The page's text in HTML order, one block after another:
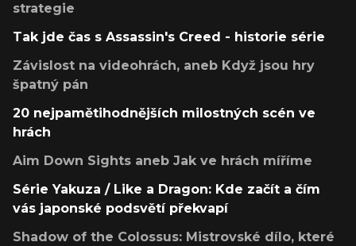
strategie
Tak jde čas s Assassin's Creed - historie série
Závislost na videohrách, aneb Když jsou hry
špatný pán
20 nejpamětihodnějších milostných scén ve
hrách
Aim Down Sights aneb Jak ve hrách míříme
Série Yakuza / Like a Dragon: Kde začít a čím
vás japonské podsvětí překvapí
Shadow of the Colossus: Mistrovské dílo, které